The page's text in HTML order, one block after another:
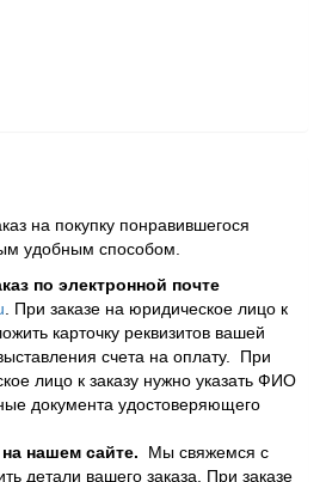
на покупку понравившегося
удобным способом.
по электронной почте
. При заказе на юридическое лицо к
карточку реквизитов вашей
счета на оплату. При
лицо к заказу нужно указать ФИО
документа удостоверяющего
нашем сайте. Мы свяжемся с
детали вашего заказа. При заказе